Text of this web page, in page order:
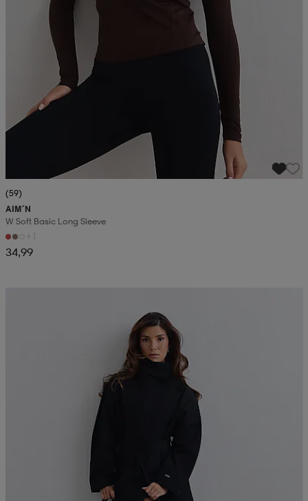
(59)
AIM´N
W Soft Basic Long Sleeve
+1
34,99